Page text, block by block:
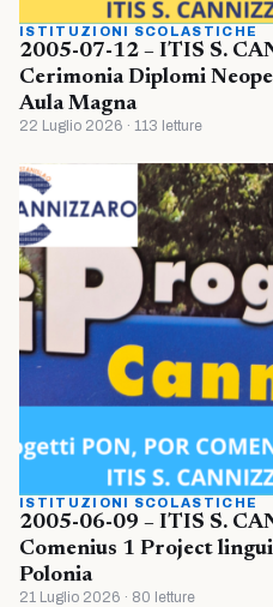
ISTITUZIONI SCOLASTICHE
2005-07-12 – ITIS S.
Cerimonia Diplomi
Aula Magna
22 Luglio 2026 · 113 letture
ISTITUZIONI SCOLASTICHE
2005-06-09 – ITIS S.
Comenius 1 Project
Polonia
21 Luglio 2026 · 80 letture